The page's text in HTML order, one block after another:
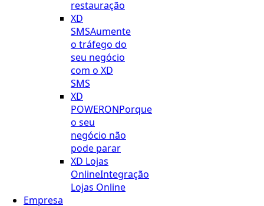
restauração
XD
SMSAumente
o tráfego do
seu negócio
com o XD
SMS
XD
POWERONPorque
o seu
negócio não
pode parar
XD Lojas
OnlineIntegração
Lojas Online
Empresa